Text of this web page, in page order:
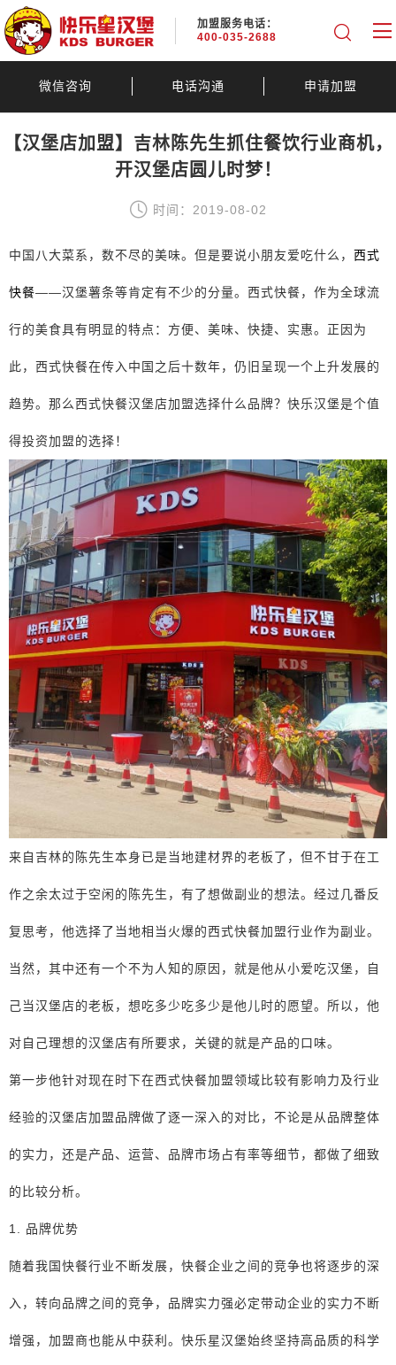
加盟服务电话：
400-035-2688
微信咨询 电话沟通 申请加盟
【汉堡店加盟】吉林陈先生抓住餐饮行业商机，
开汉堡店圆儿时梦！
时间：2019-08-02
中国八大菜系，数不尽的美味。但是要说小朋友爱吃什么， 西式
快餐——汉堡薯条等肯定有不少的分量。西式快餐，作为全球流
行的美食具有明显的特点：方便、美味、快捷、实惠。正因为
此，西式快餐在传入中国之后十数年，仍旧呈现一个上升发展的
趋势。那么西式快餐汉堡店加盟选择什么品牌？快乐汉堡是个值
得投资加盟的选择！
来自吉林的陈先生本身已是当地建材界的老板了，但不甘于在工
作之余太过于空闲的陈先生，有了想做副业的想法。经过几番反
复思考，他选择了当地相当火爆的西式快餐加盟行业作为副业。
当然，其中还有一个不为人知的原因，就是他从小爱吃汉堡，自
己当汉堡店的老板，想吃多少吃多少是他儿时的愿望。所以，他
对自己理想的汉堡店有所要求，关键的就是产品的口味。
第一步他针对现在时下在西式快餐加盟领域比较有影响力及行业
经验的汉堡店加盟品牌做了逐一深入的对比，不论是从品牌整体
的实力，还是产品、运营、品牌市场占有率等细节，都做了细致
的比较分析。
1. 品牌优势
随着我国快餐行业不断发展，快餐企业之间的竞争也将逐步的深
入，转向品牌之间的竞争，品牌实力强必定带动企业的实力不断
增强，加盟商也能从中获利。快乐星汉堡始终坚持高品质的科学